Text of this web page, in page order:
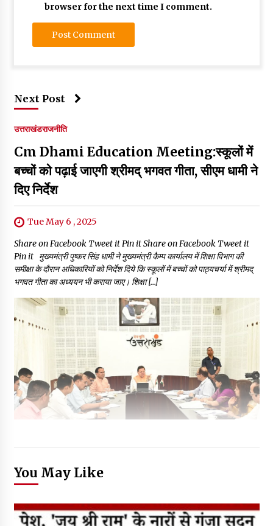
browser for the next time I comment.
Next Post
उत्तराखंडराजनीति
Cm Dhami Education Meeting:स्कूलों में
बच्चों को पढ़ाई जाएगी श्रीमद् भगवत गीता, सीएम धामी ने
दिए निर्देश
Tue May 6 , 2025
Share on Facebook Tweet it Pin it Share on Facebook Tweet it
Pin it मुख्यमंत्री पुष्कर सिंह धामी ने मुख्यमंत्री कैम्प कार्यालय में शिक्षा विभाग की
समीक्षा के दौरान अधिकारियों को निर्देश दिये कि स्कूलों में बच्चों को पाठ्यचर्या में श्रीमद्
भगवत गीता का अध्ययन भी कराया जाए। शिक्षा […]
You May Like